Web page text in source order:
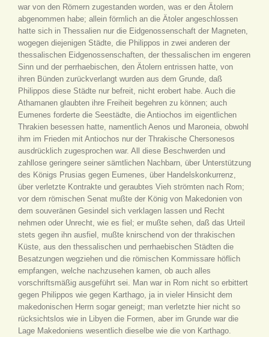
war von den Römern zugestanden worden, was er den Ätolern
abgenommen habe; allein förmlich an die Ätoler angeschlossen
hatte sich in Thessalien nur die Eidgenossenschaft der Magneten,
wogegen diejenigen Städte, die Philippos in zwei anderen der
thessalischen Eidgenossenschaften, der thessalischen im engeren
Sinn und der perrhaebischen, den Ätolern entrissen hatte, von
ihren Bünden zurückverlangt wurden aus dem Grunde, daß
Philippos diese Städte nur befreit, nicht erobert habe. Auch die
Athamanen glaubten ihre Freiheit begehren zu können; auch
Eumenes forderte die Seestädte, die Antiochos im eigentlichen
Thrakien besessen hatte, namentlich Aenos und Maroneia, obwohl
ihm im Frieden mit Antiochos nur der Thrakische Chersonesos
ausdrücklich zugesprochen war. All diese Beschwerden und
zahllose geringere seiner sämtlichen Nachbarn, über Unterstützung
des Königs Prusias gegen Eumenes, über Handelskonkurrenz,
über verletzte Kontrakte und geraubtes Vieh strömten nach Rom;
vor dem römischen Senat mußte der König von Makedonien von
dem souveränen Gesindel sich verklagen lassen und Recht
nehmen oder Unrecht, wie es fiel; er mußte sehen, daß das Urteil
stets gegen ihn ausfiel, mußte knirschend von der thrakischen
Küste, aus den thessalischen und perrhaebischen Städten die
Besatzungen wegziehen und die römischen Kommissare höflich
empfangen, welche nachzusehen kamen, ob auch alles
vorschriftsmäßig ausgeführt sei. Man war in Rom nicht so erbittert
gegen Philippos wie gegen Karthago, ja in vieler Hinsicht dem
makedonischen Herrn sogar geneigt; man verletzte hier nicht so
rücksichtslos wie in Libyen die Formen, aber im Grunde war die
Lage Makedoniens wesentlich dieselbe wie die von Karthago.